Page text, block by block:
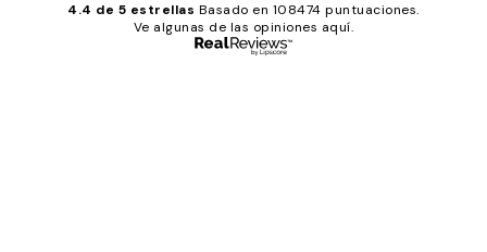
4.4 de 5 estrellas Basado en 108474 puntuaciones.
Ve algunas de las opiniones aquí.